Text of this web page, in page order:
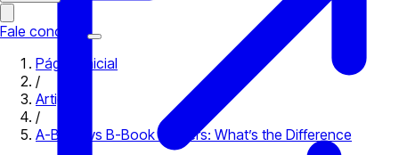
Fale conosco
Página inicial
/
Artigos
/
A-Book vs B-Book Brokers: What’s the Difference